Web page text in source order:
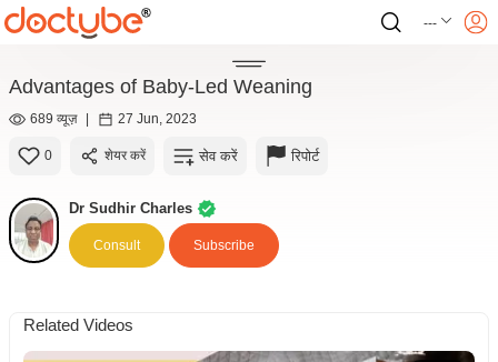
---
Advantages of Baby-Led Weaning
689 व्यूज़ | 27 Jun, 2023
0 शेयर करें सेव करें रिपोर्ट
Dr Sudhir Charles
Consult Subscribe
Related Videos